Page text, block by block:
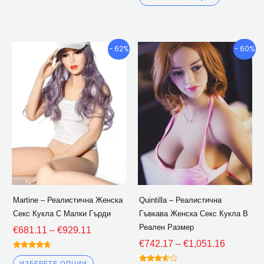
извън 5
- 62%
Martine – Реалистична Женска
Секс Кукла С Малки Гърди
€681.11 – €929.11
Ценови
диапазон:
€681.11
през
€929.11
Оценено
4.50
Този
продукт
има
множество
варианти.
Опциите
могат
да
бъдат
- 60%
Quintilla – Реалистична
Гъвкава Женска Секс Кукла В
Реален Размер
€742.17 – €1,051.16
Ценови
€742.17
през
Този
продукт
има
множество
варианти.
Опциите
могат
да
бъдат
на
на